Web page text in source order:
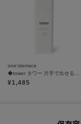
one'sterrace
¥1,485